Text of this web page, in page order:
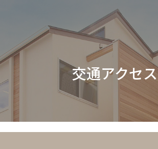
交通アクセス